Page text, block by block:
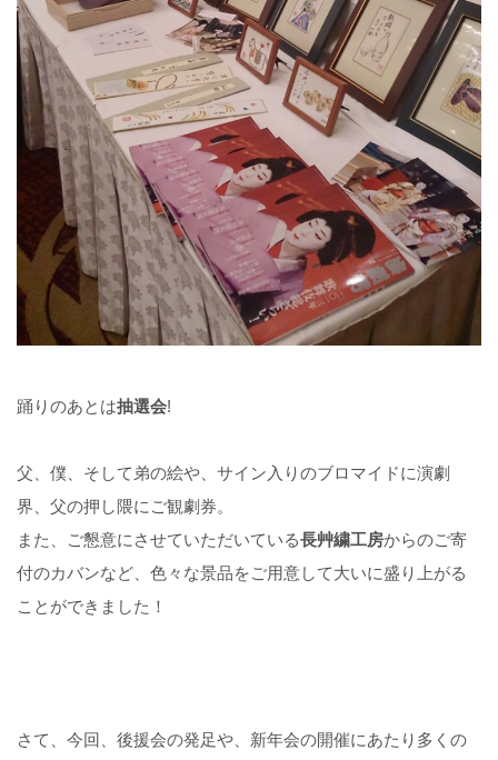
踊りのあとは抽選会!
父、僕、そして弟の絵や、サイン入りのブロマイドに演劇
界、父の押し隈にご観劇券。
また、ご懇意にさせていただいている長艸繍工房からのご寄
付のカバンなど、色々な景品をご用意して大いに盛り上がる
ことができました！
さて、今回、後援会の発足や、新年会の開催にあたり多くの